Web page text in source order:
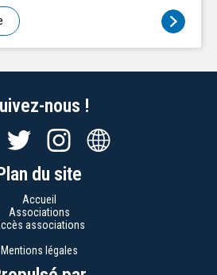
corporel. Elle libère des tensions et
souplesse et confort.
nous !
du site
Accueil
Associations
associations
Mentions légales